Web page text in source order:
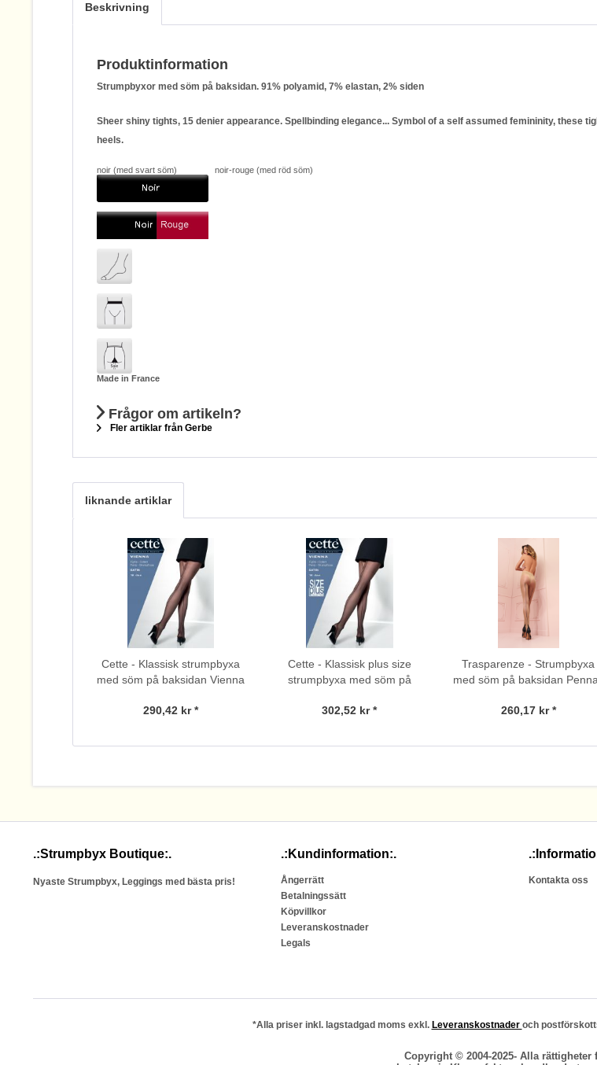
Beskrivning
Produktinformation
Strumpbyxor med söm på baksidan. 91% polyamid, 7% elastan, 2% siden
Sheer shiny tights, 15 denier appearance. Spellbinding elegance... Symbol of a self assumed femininity, these
heels.
noir (med svart söm) noir-rouge (med röd söm)
Made in France
Frågor om artikeln?
Fler artiklar från Gerbe
liknande artiklar
Cette - Klassisk strumpbyxa
med söm på baksidan Vienna
290,42 kr *
Cette - Klassisk plus size
strumpbyxa med söm på
302,52 kr *
Trasparenze - Strumpbyxa
med söm på baksidan
260,17 kr *
.:Strumpbyx Boutique:.
Nyaste Strumpbyx, Leggings med bästa pris!
.:Kundinformation:.
Ångerrätt
Betalningssätt
Köpvillkor
Leveranskostnader
Legals
Kontakta oss
*Alla priser inkl. lagstadgad moms exkl. Leveranskostnader och
Copyright © 2004-2025- Alla rättigheter